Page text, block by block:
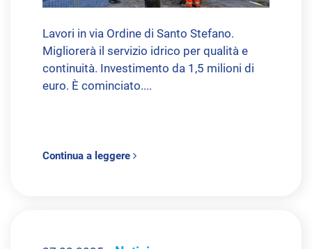
Lavori in via Ordine di Santo Stefano.
Migliorerà il servizio idrico per qualità e
continuità. Investimento da 1,5 milioni di
euro. È cominciato....
Continua a leggere